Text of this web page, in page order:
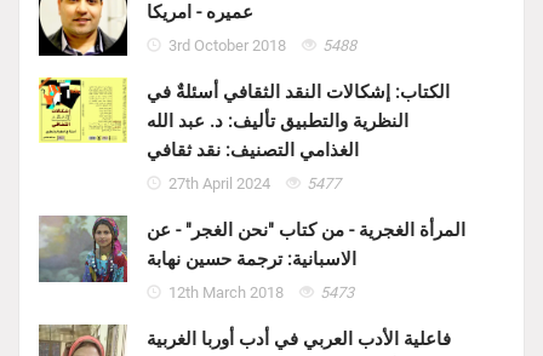
عميره - امريكا
3rd October 2018 5488
الكتاب: إشكالات النقد الثقافي أسئلةٌ في
النظرية والتطبيق تأليف: د. عبد الله
الغذامي التصنيف: نقد ثقافي
27th April 2024 5477
المرأة الغجرية - من كتاب "نحن الغجر" - عن
الاسبانية: ترجمة حسين نهابة
12th March 2018 5473
فاعلية الأدب العربي في أدب أوربا الغربية